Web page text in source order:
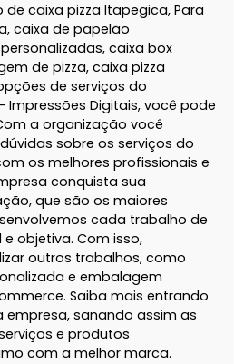
caixa pizza Itapegica, Para
caixa de papelão
caixa box
de pizza, caixa pizza
de serviços do
Digitais, você pode
a organização você
sobre os serviços do
os melhores profissionais e
conquista sua
que são os maiores
cada trabalho de
objetiva. Com isso,
outros trabalhos, como
e embalagem
Saiba mais entrando
sanando assim as
e produtos
com a melhor marca.